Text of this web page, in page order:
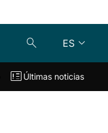
ES
En directo
Últimas noticias